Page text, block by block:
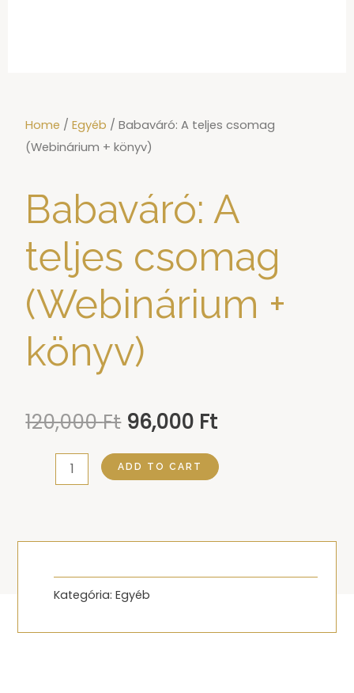
Home /Egyéb / Babaváró: A teljes csomag
(Webinárium + könyv)
Babaváró: A
teljes csomag
(Webinárium +
könyv)
120,000Ft 96,000 Ft
Babaváró:
könyv)
ADD TO CART
Kategória: Egyéb